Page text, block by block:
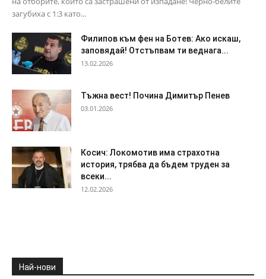
загубиха с 1:3 като...
Филипов към фен на Ботев: Ако искаш,
заповядай! Отстъпвам ти веднага...
13.02.2026
Тъжна вест! Почина Димитър Пенев
03.01.2026
Косич: Локомотив има страхотна
история, трябва да бъдем труден за
всеки...
12.02.2026
Най-нови